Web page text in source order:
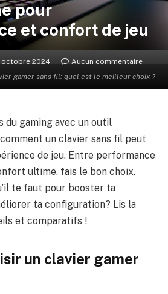
gamer sans fil: quel est le meilleur choix ?
pour
et confort de jeu
octobre 2024 Aucun commentaire
du gaming avec un outil
un clavier sans fil peut
de jeu. Entre performance
ultime, fais le bon choix.
te faut pour booster ta
ta configuration? Lis la
et comparatifs !
un clavier gamer